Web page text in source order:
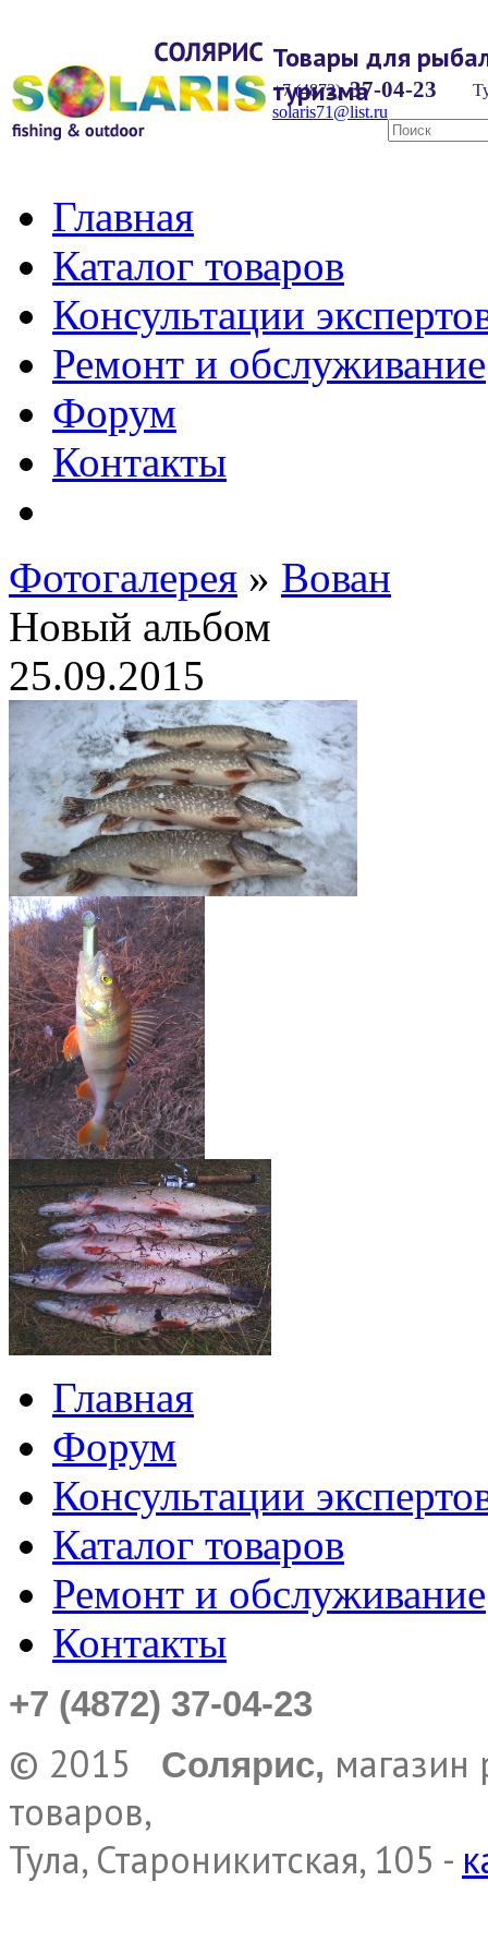
Товары для
туризма
+7 (4872) 37-04-23
solaris71@list.ru
Главная
Каталог товаров
Консультации
Ремонт и обслуживание
Форум
Контакты
Фотогалерея » Вован
Новый альбом
25.09.2015
Главная
Форум
Консультации
Каталог товаров
Ремонт и обслуживание
Контакты
+7 (4872) 37-04-23
© 2015 Солярис, магазин
товаров,
Тула, Староникитская, 105 -